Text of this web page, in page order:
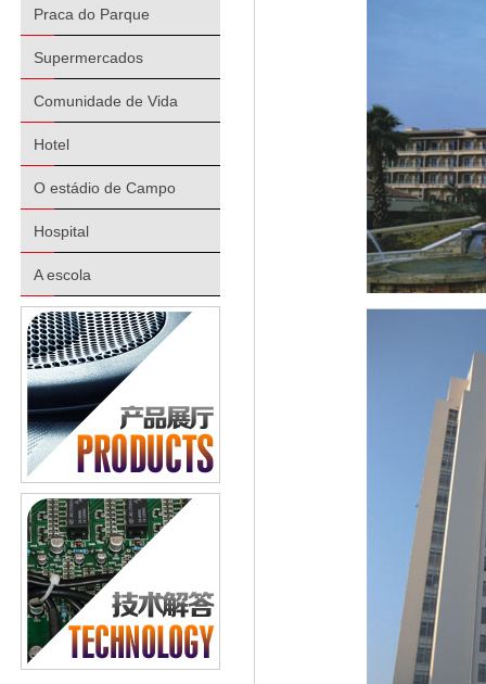
Praca do Parque
Supermercados
Comunidade de Vida
Hotel
O estádio de Campo
Hospital
A escola